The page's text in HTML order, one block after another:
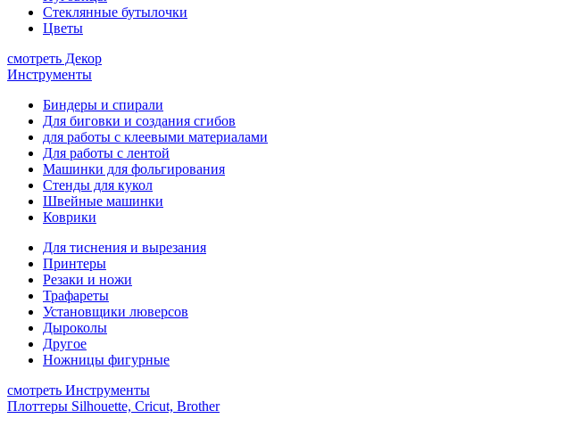
Стеклянные бутылочки
Цветы
смотреть Декор
Инструменты
Биндеры и спирали
Для биговки и создания сгибов
для работы с клеевыми материалами
Для работы с лентой
Машинки для фольгирования
Стенды для кукол
Швейные машинки
Коврики
Для тиснения и вырезания
Принтеры
Резаки и ножи
Трафареты
Установщики люверсов
Дыроколы
Другое
Ножницы фигурные
смотреть Инструменты
Плоттеры Silhouette, Cricut, Brother